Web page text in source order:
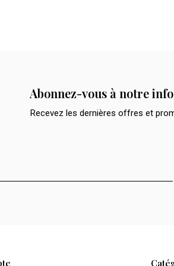
Abonnez-vous à notre
Recevez les dernières offres et